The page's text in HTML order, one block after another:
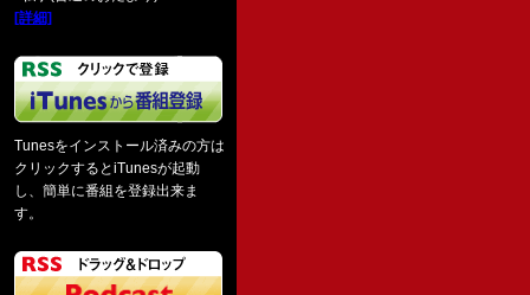
[詳細]
Tunesをインストール済みの方は
クリックするとiTunesが起動
し、簡単に番組を登録出来ま
す。